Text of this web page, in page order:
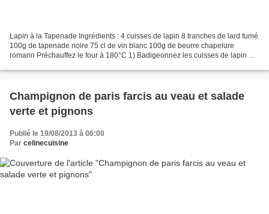
Lapin à la Tapenade Ingrédients : 4 cuisses de lapin 8 tranches de lard fumé
100g de tapenade noire 75 cl de vin blanc 100g de beurre chapelure
romarin Préchauffez le four à 180°C 1) Badigeonnez les cuisses de lapin de
Champignon de paris farcis au veau et salade
verte et pignons
Publié le 19/08/2013 à 06:00
Par celinecuisine